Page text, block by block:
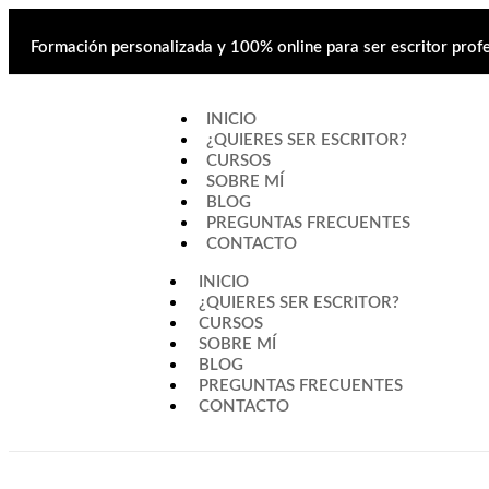
Formación personalizada y 100% online para ser escritor
INICIO
¿QUIERES SER ESCRITOR?
CURSOS
SOBRE MÍ
BLOG
PREGUNTAS FRECUENTES
CONTACTO
INICIO
¿QUIERES SER ESCRITOR?
CURSOS
SOBRE MÍ
BLOG
PREGUNTAS FRECUENTES
CONTACTO